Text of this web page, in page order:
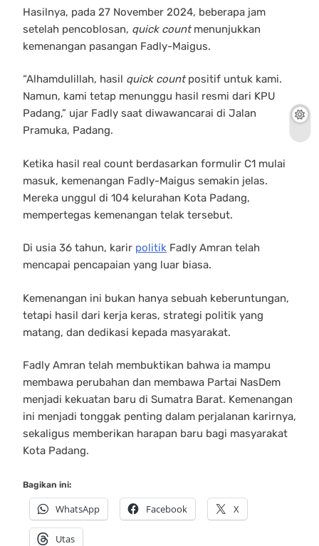
Hasilnya, pada 27 November 2024, beberapa jam
setelah pencoblosan, quick countmenunjukkan
kemenangan pasangan Fadly-Maigus.
“Alhamdulillah, hasil quick countpositif untuk kami.
Namun, kami tetap menunggu hasil resmi dari KPU
Padang,” ujar Fadly saat diwawancarai di Jalan
Pramuka, Padang.
Ketika hasil real count berdasarkan formulir C1 mulai
masuk, kemenangan Fadly-Maigus semakin jelas.
Mereka unggul di 104 kelurahan Kota Padang,
mempertegas kemenangan telak tersebut.
Di usia 36 tahun, karir politik Fadly Amran telah
mencapai pencapaian yang luar biasa.
Kemenangan ini bukan hanya sebuah keberuntungan,
tetapi hasil dari kerja keras, strategi politik yang
matang, dan dedikasi kepada masyarakat.
Fadly Amran telah membuktikan bahwa ia mampu
membawa perubahan dan membawa Partai NasDem
menjadi kekuatan baru di Sumatra Barat. Kemenangan
ini menjadi tonggak penting dalam perjalanan karirnya,
sekaligus memberikan harapan baru bagi masyarakat
Kota Padang.
Bagikan ini:
WhatsApp Facebook X
Utas